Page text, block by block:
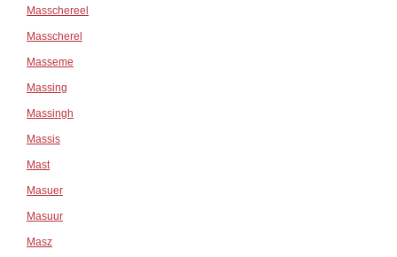
Masschereel
Masscherel
Masseme
Massing
Massingh
Massis
Mast
Masuer
Masuur
Masz